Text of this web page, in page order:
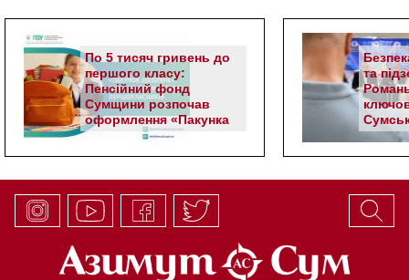
По 5 тисяч гривень до
першого класу:
Пенсійний фонд
Сумщини розпочав
оформлення «Пакунка
школяра»
та